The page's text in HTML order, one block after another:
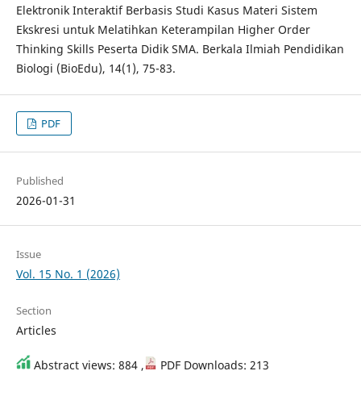
Elektronik Interaktif Berbasis Studi Kasus Materi Sistem
Ekskresi untuk Melatihkan Keterampilan Higher Order
Thinking Skills Peserta Didik SMA. Berkala Ilmiah Pendidikan
Biologi (BioEdu), 14(1), 75-83.
PDF
Published
2026-01-31
Issue
Vol. 15 No. 1 (2026)
Section
Articles
Abstract views: 884 , PDF Downloads: 213